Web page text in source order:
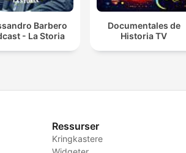
Barbero
- La Storia
Documentales de
Historia TV
Ressurser
Kringkastere